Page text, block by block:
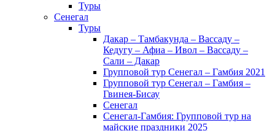
Туры
Сенегал
Туры
Дакар – Тамбакунда – Вассаду –
Кедугу – Афиа – Ивол – Вассаду –
Сали – Дакар
Групповой тур Сенегал – Гамбия 2021
Групповой тур Сенегал – Гамбия –
Гвинея-Бисау
Сенегал
Сенегал-Гамбия: Групповой тур на
майские праздники 2025